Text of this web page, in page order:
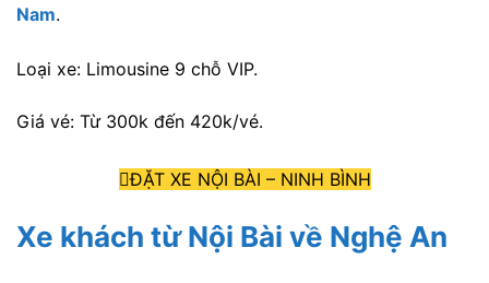
Nam.
Loại xe: Limousine 9 chỗ VIP.
Giá vé: Từ 300k đến 420k/vé.
ĐẶT XE NỘI BÀI – NINH BÌNH
Xe khách từ Nội Bài về Nghệ An